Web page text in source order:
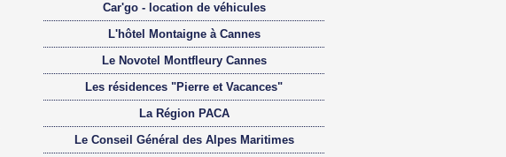
Car'go - location de véhicules
L'hôtel Montaigne à Cannes
Le Novotel Montfleury Cannes
Les résidences "Pierre et Vacances"
La Région PACA
Le Conseil Général des Alpes Maritimes